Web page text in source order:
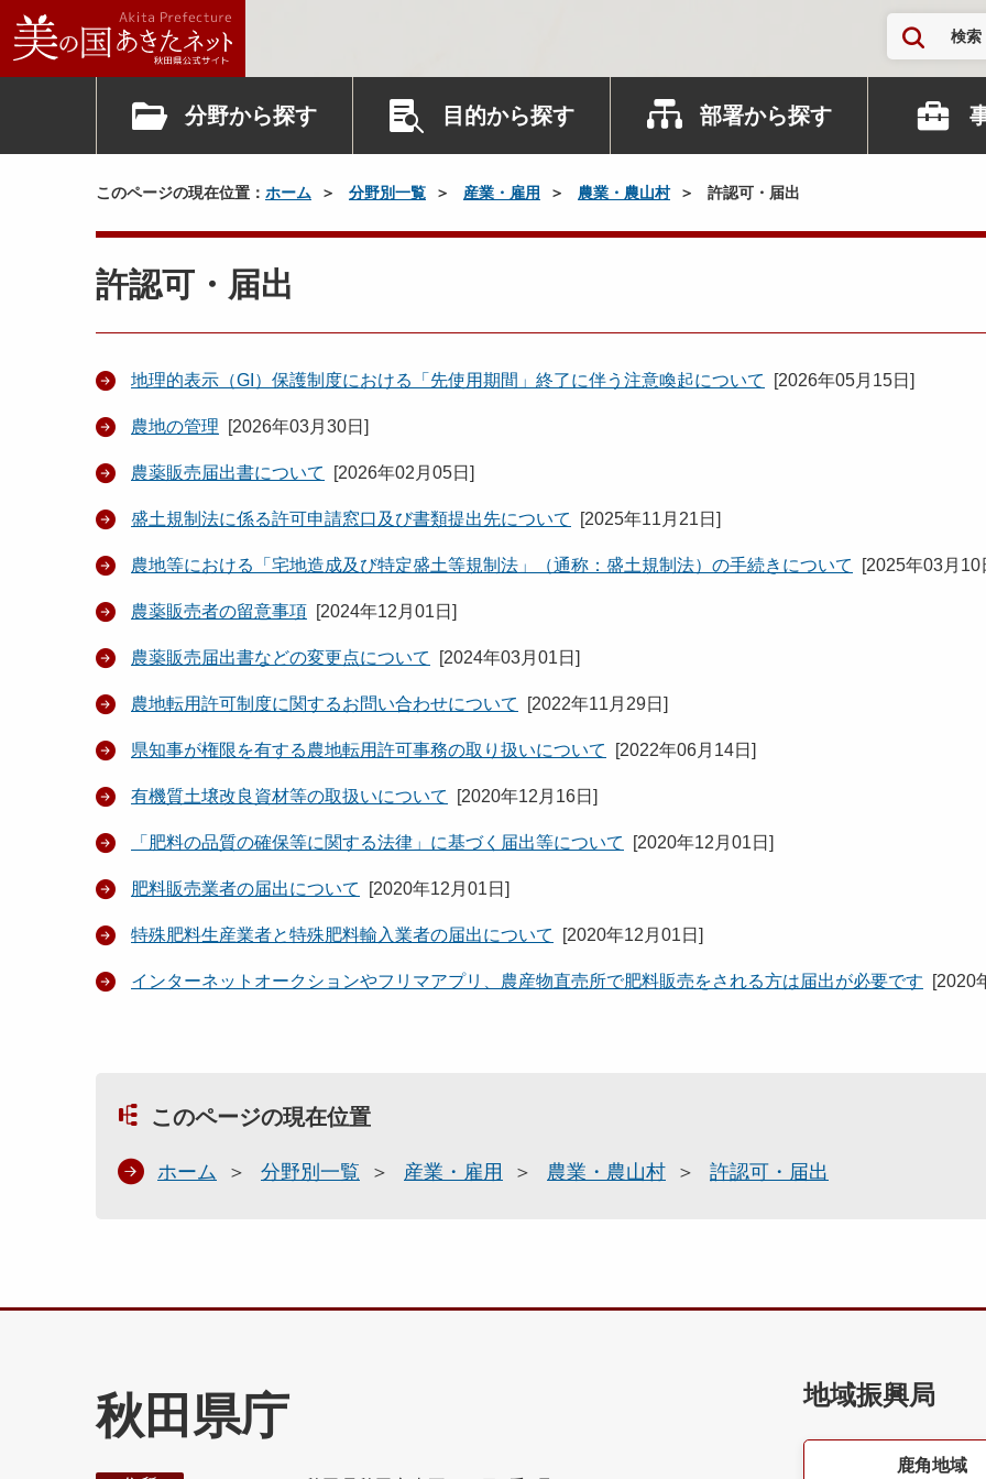
検索
分野から探す 目的から探す 部署から探す
このページの現在位置： ホーム 分野別一覧 産業・雇用 農業・農山村 許認可・届出
許認可・届出
地理的表示（GI）保護制度における「先使用期間」終了に伴う注意喚起について [2026年05月15日 ]
農地の管理 [2026年03月30日 ]
農薬販売届出書について [2026年02月05日 ]
盛土規制法に係る許可申請窓口及び書類提出先について [2025年11月21日 ]
農地等における「宅地造成及び特定盛土等規制法」（通称：盛土規制法）の手続きについて [2025年03月10
農薬販売者の留意事項 [2024年12月01日 ]
農薬販売届出書などの変更点について [2024年03月01日 ]
農地転用許可制度に関するお問い合わせについて [2022年11月29日 ]
県知事が権限を有する農地転用許可事務の取り扱いについて [2022年06月14日 ]
有機質土壌改良資材等の取扱いについて [2020年12月16日 ]
「肥料の品質の確保等に関する法律」に基づく届出等について [2020年12月01日 ]
肥料販売業者の届出について [2020年12月01日 ]
特殊肥料生産業者と特殊肥料輸入業者の届出について [2020年12月01日 ]
インターネットオークションやフリマアプリ、農産物直売所で肥料販売をされる方は届出が必要です [2020
このページの現在位置
ホーム 分野別一覧 産業・雇用 農業・農山村 許認可・届出
秋田県庁 地域振興局
鹿角地域